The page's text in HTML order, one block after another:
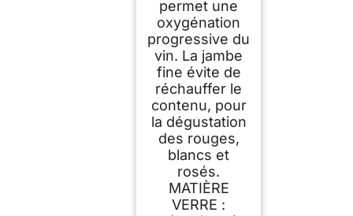
permet une
oxygénation
progressive du
vin. La jambe
fine évite de
réchauffer le
contenu, pour
la dégustation
des rouges,
blancs et
rosés.
MATIÈRE
VERRE :